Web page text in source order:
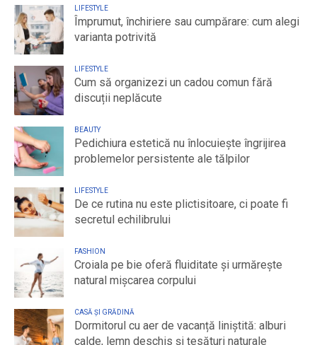
LIFESTYLE
Împrumut, închiriere sau cumpărare: cum alegi
varianta potrivită
LIFESTYLE
Cum să organizezi un cadou comun fără
discuții neplăcute
BEAUTY
Pedichiura estetică nu înlocuiește îngrijirea
problemelor persistente ale tălpilor
LIFESTYLE
De ce rutina nu este plictisitoare, ci poate fi
secretul echilibrului
FASHION
Croiala pe bie oferă fluiditate și urmărește
natural mișcarea corpului
CASĂ ȘI GRĂDINĂ
Dormitorul cu aer de vacanță liniștită: alburi
calde, lemn deschis și țesături naturale